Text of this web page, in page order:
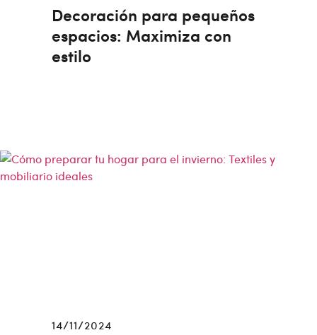
Decoración para pequeños
espacios: Maximiza con
estilo
14/11/2024